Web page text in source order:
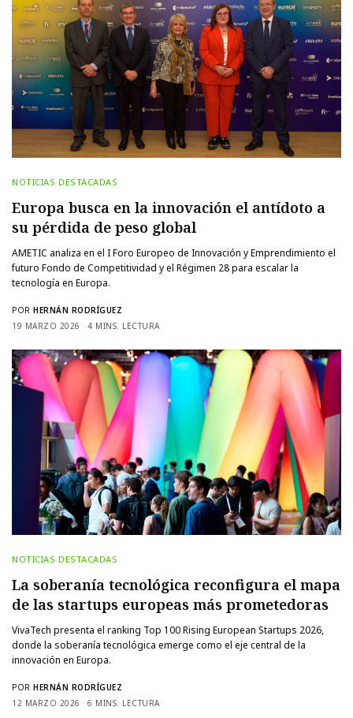
NOTICIAS DESTACADAS
Europa busca en la innovación el antídoto a
su pérdida de peso global
AMETIC analiza en el I Foro Europeo de Innovación y Emprendimiento el
futuro Fondo de Competitividad y el Régimen 28 para escalar la
tecnología en Europa.
POR HERNÁN RODRÍGUEZ
19 MARZO 2026
4 MINS. LECTURA
NOTICIAS DESTACADAS
La soberanía tecnológica reconfigura el mapa
de las startups europeas más prometedoras
VivaTech presenta el ranking Top 100 Rising European Startups 2026,
donde la soberanía tecnológica emerge como el eje central de la
innovación en Europa.
POR HERNÁN RODRÍGUEZ
12 MARZO 2026
6 MINS. LECTURA